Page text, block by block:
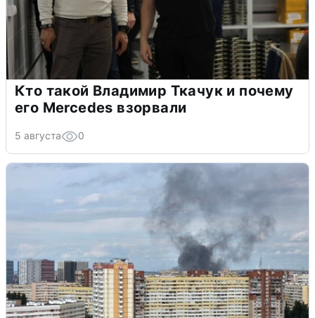
Кто такой Владимир Ткачук и почему
его Mercedes взорвали
5 августа 0